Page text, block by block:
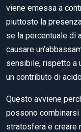
viene emessa a
piuttosto la
se la percentuale di
causare
sensibile, rispetto a
un contributo di
Questo avviene
possono
stratosfera e creare